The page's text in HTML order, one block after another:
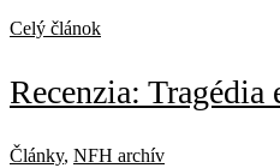
Celý článok
Recenzia: Tragédia
Články, NFH archív